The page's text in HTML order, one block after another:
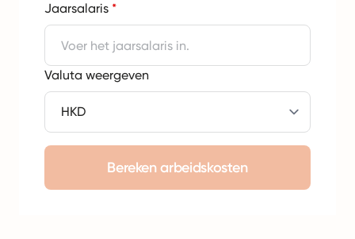
Jaarsalaris *
Valuta weergeven
Bereken arbeidskosten